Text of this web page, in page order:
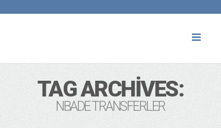
TAG ARCHIVES:
NBADE TRANSFERLER